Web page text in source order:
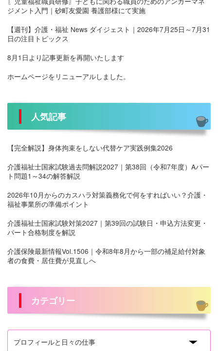
ジメント入門｜砂町友愛園 養護部様にて実施
【週刊】介護・福祉 News ダイジェスト｜2026年7月25日～7月31
日の注目トピックス
8月1日より記事更新を再開いたします
ホームページをリニューアルしました。
人気記事
【完全解説】身体拘束をしない代替ケア実践例集2026
介護福祉士国家試験過去問解説2027｜第38回（令和7年度）Aパー
ト問題1～34の解答解説
2026年10月からのカスハラ対策義務化で何をすればいい？介護・
福祉事業所の準備ポイント
介護福祉士国家試験対策2027｜第39回の試験日・申込方法変更・
パート合格制度を解説
介護保険最新情報Vol.1506｜令和8年8月から一部の補足給付対象
者の食費・居住費が見直しへ
カテゴリー